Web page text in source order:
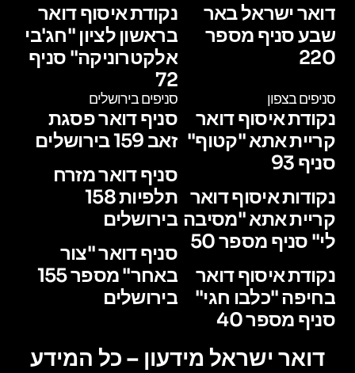
דואר ישראל באר
שבע סניף מספר
220
נקודת איסוף דואר
בראשון לציון "חג'בי
אלקטרוניקה" סניף
72
סניפים בצפון
נקודת איסוף דואר
קריית אתא "קטוף"
סניף 93
נקודות איסוף דואר
קריית אתא "מסיבה
לי" סניף מספר 50
נקודת איסוף דואר
בחיפה "כלבו חגי"
סניף מספר 40
סניפים בירושלים
סניף דואר פסגת
זאב 159 בירושלים
סניף דואר מזרח
תלפיות 158
בירושלים
סניף דואר "צור
באחר" מספר 155
בירושלים
דואר ישראל מידעון – כל המידע